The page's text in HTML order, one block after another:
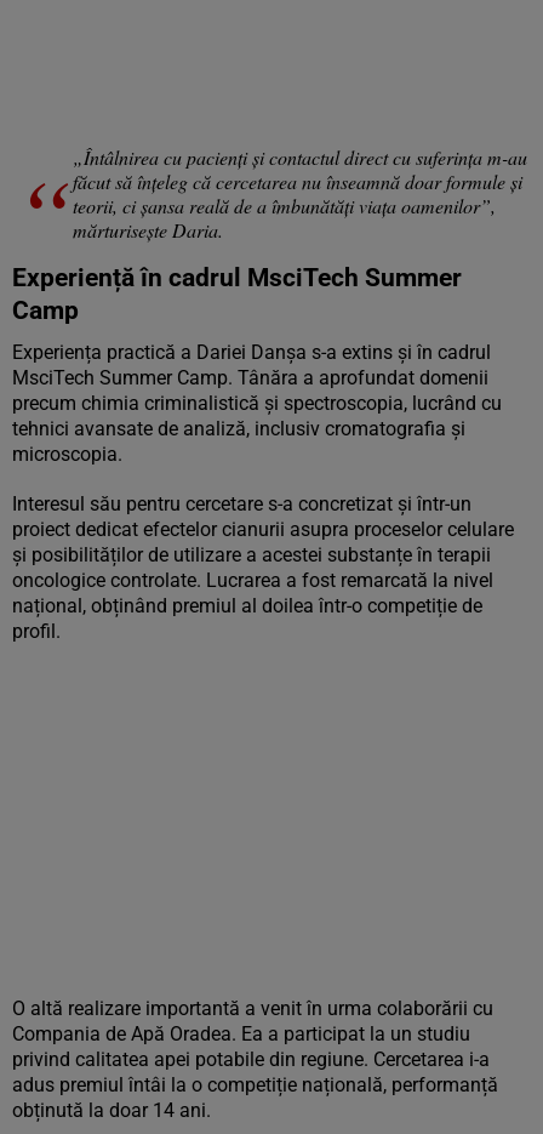
„Întâlnirea cu pacienți și contactul direct cu suferința m-au
făcut să înțeleg că cercetarea nu înseamnă doar formule și
teorii, ci șansa reală de a îmbunătăți viața oamenilor”,
mărturisește Daria.
Experiență în cadrul MsciTech Summer
Camp
Experiența practică a Dariei Danșa s-a extins și în cadrul
MsciTech Summer Camp. Tânăra a aprofundat domenii
precum chimia criminalistică și spectroscopia, lucrând cu
tehnici avansate de analiză, inclusiv cromatografia și
microscopia.
Interesul său pentru cercetare s-a concretizat și într-un
proiect dedicat efectelor cianurii asupra proceselor celulare
și posibilităților de utilizare a acestei substanțe în terapii
oncologice controlate. Lucrarea a fost remarcată la nivel
național, obținând premiul al doilea într-o competiție de
profil.
O altă realizare importantă a venit în urma colaborării cu
Compania de Apă Oradea. Ea a participat la un studiu
privind calitatea apei potabile din regiune. Cercetarea i-a
adus premiul întâi la o competiție națională, performanță
obținută la doar 14 ani.